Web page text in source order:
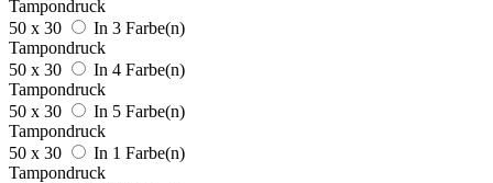
Tampondruck
50 x 30
In 3 Farbe(n)
Tampondruck
50 x 30
In 4 Farbe(n)
Tampondruck
50 x 30
In 5 Farbe(n)
Tampondruck
50 x 30
In 1 Farbe(n)
Tampondruck